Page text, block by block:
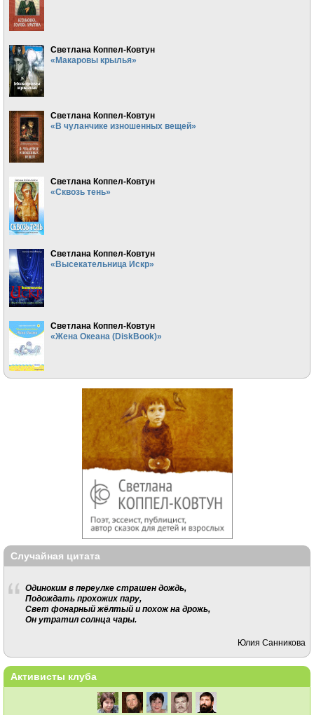
Светлана Коппел-Ковтун
«Макаровы крылья»
Светлана Коппел-Ковтун
«В чуланчике изношенных вещей»
Светлана Коппел-Ковтун
«Сквозь тень»
Светлана Коппел-Ковтун
«Высекательница Искр»
Светлана Коппел-Ковтун
«Жена Океана (DiskBook)»
Случайная цитата
Одиноким в переулке страшен дождь,
Подождать прохожих пару,
Свет фонарный жёлтый и похож на дрожь,
Он утратил солнца чары.
Юлия Санникова
Активисты клуба